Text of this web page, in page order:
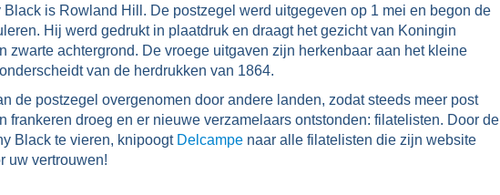
Black is Rowland Hill. De postzegel werd uitgegeven op 1 mei en begon de
Hij werd gedrukt in plaatdruk en draagt het gezicht van Koningin
zwarte achtergrond. De vroege uitgaven zijn herkenbaar aan het kleine
van de herdrukken van 1864.
de postzegel overgenomen door andere landen, zodat steeds meer post
frankeren droeg en er nieuwe verzamelaars ontstonden: filatelisten. Door de
Black te vieren, knipoogt Delcampe naar alle filatelisten die zijn website
uw vertrouwen!